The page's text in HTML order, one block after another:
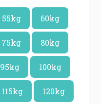
55kg 60kg
75kg 80kg
95kg 100kg
115kg 120kg